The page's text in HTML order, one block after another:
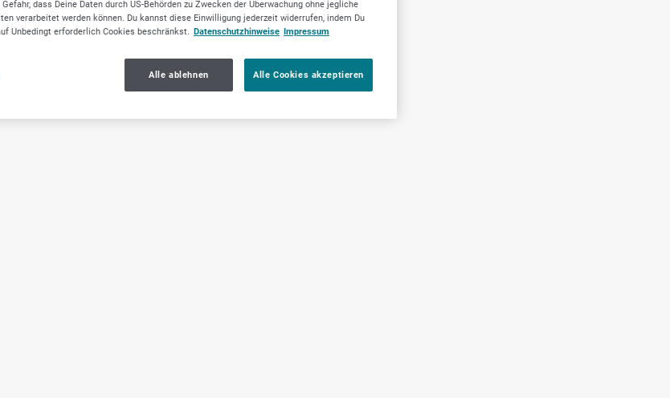
dass Deine Daten durch US-Behörden zu Zwecken der Überwachung ohne jegliche
verarbeitet werden können. Du kannst diese Einwilligung jederzeit widerrufen, indem Du
Unbedingt erforderlich Cookies beschränkst. Datenschutzhinweise Impressum
Alle ablehnen Alle Cookies akzeptieren